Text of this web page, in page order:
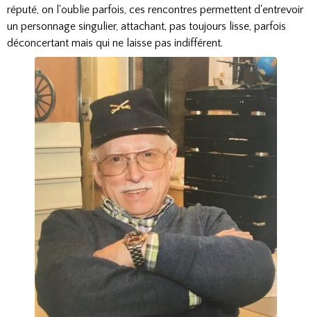
réputé, on l'oublie parfois, ces rencontres permettent d'entrevoir
un personnage singulier, attachant, pas toujours lisse, parfois
déconcertant mais qui ne laisse pas indifférent.